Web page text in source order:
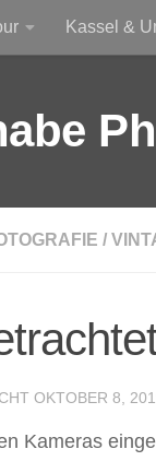
Kassel &
/
OKTOBER 8,
Kameras